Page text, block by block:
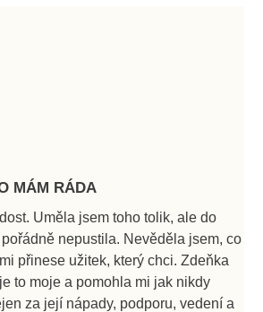
MÁM RÁDA
Uměla jsem toho tolik, ale do
nepustila. Nevěděla jsem, co
přinese užitek, který chci. Zdeňka
to moje a pomohla mi jak nikdy
za její nápady, podporu, vedení a